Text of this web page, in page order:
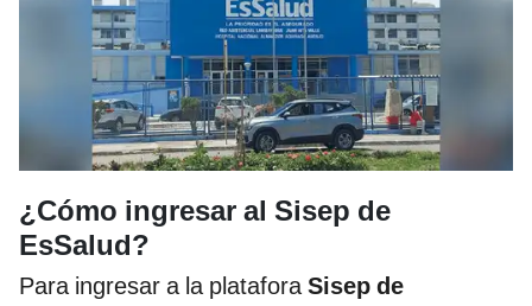
¿Cómo ingresar al Sisep de
EsSalud?
Para ingresar a la plataforaSisep de